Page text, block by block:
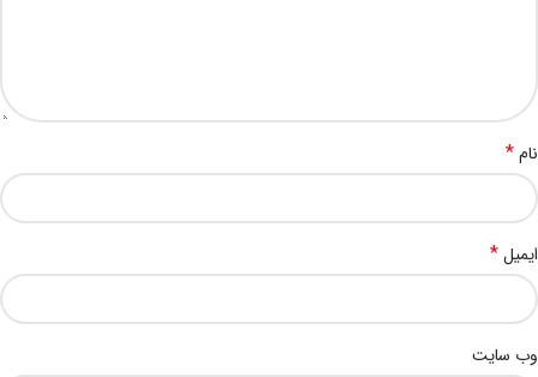
نام*
ایمیل*
وب‌ سایت